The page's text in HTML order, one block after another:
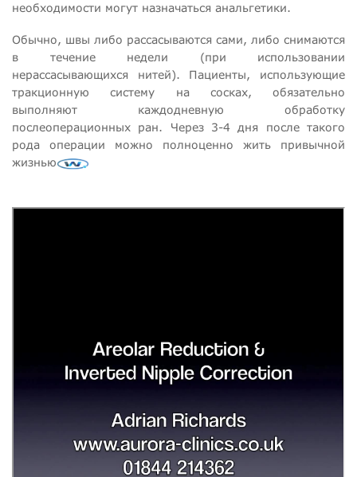
необходимости могут назначаться анальгетики.
Обычно, швы либо рассасываются сами, либо снимаются
в течение недели (при использовании
нерассасывающихся нитей). Пациенты, использующие
тракционную систему на сосках, обязательно
выполняют каждодневную обработку
послеоперационных ран. Через 3-4 дня после такого
рода операции можно полноценно жить привычной
жизнью